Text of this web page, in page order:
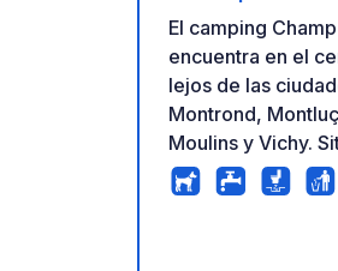
El camping
encuentra en el
lejos de las
Montrond,
Moulins y Vichy.
de Tronçais, uno
robles más
amantes del